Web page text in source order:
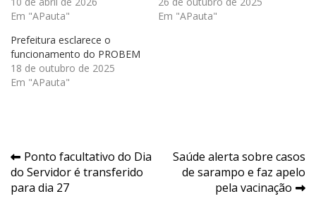
Em "APauta"
Em "APauta"
Prefeitura esclarece o
funcionamento do PROBEM
18 de outubro de 2025
Em "APauta"
Navegação
de
Ponto facultativo do Dia
do Servidor é transferido
para dia 27
Saúde alerta sobre casos
de sarampo e faz apelo
pela vacinação